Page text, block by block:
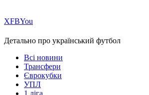
ХFBYou
Детально про український футбол
Всі новини
Трансфери
Єврокубки
УПЛ